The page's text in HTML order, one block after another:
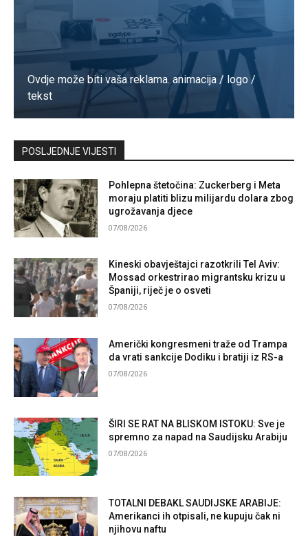
Ovdje može biti vaša reklama. animacija / logo /
tekst
Kontaktirajte nas
POSLJEDNJE VIJESTI
Pohlepna štetočina: Zuckerberg i Meta
moraju platiti blizu milijardu dolara zbog
ugrožavanja djece
07/08/2026
Kineski obavještajci razotkrili Tel Aviv:
Mossad orkestrirao migrantsku krizu u
Španiji, riječ je o osveti
07/08/2026
Američki kongresmeni traže od Trampa
da vrati sankcije Dodiku i bratiji iz RS-a
07/08/2026
ŠIRI SE RAT NA BLISKOM ISTOKU: Sve je
spremno za napad na Saudijsku Arabiju
07/08/2026
TOTALNI DEBAKL SAUDIJSKE ARABIJE:
Amerikanci ih otpisali, ne kupuju čak ni
njihovu naftu